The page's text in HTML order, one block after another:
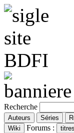
Recherche
Forums :